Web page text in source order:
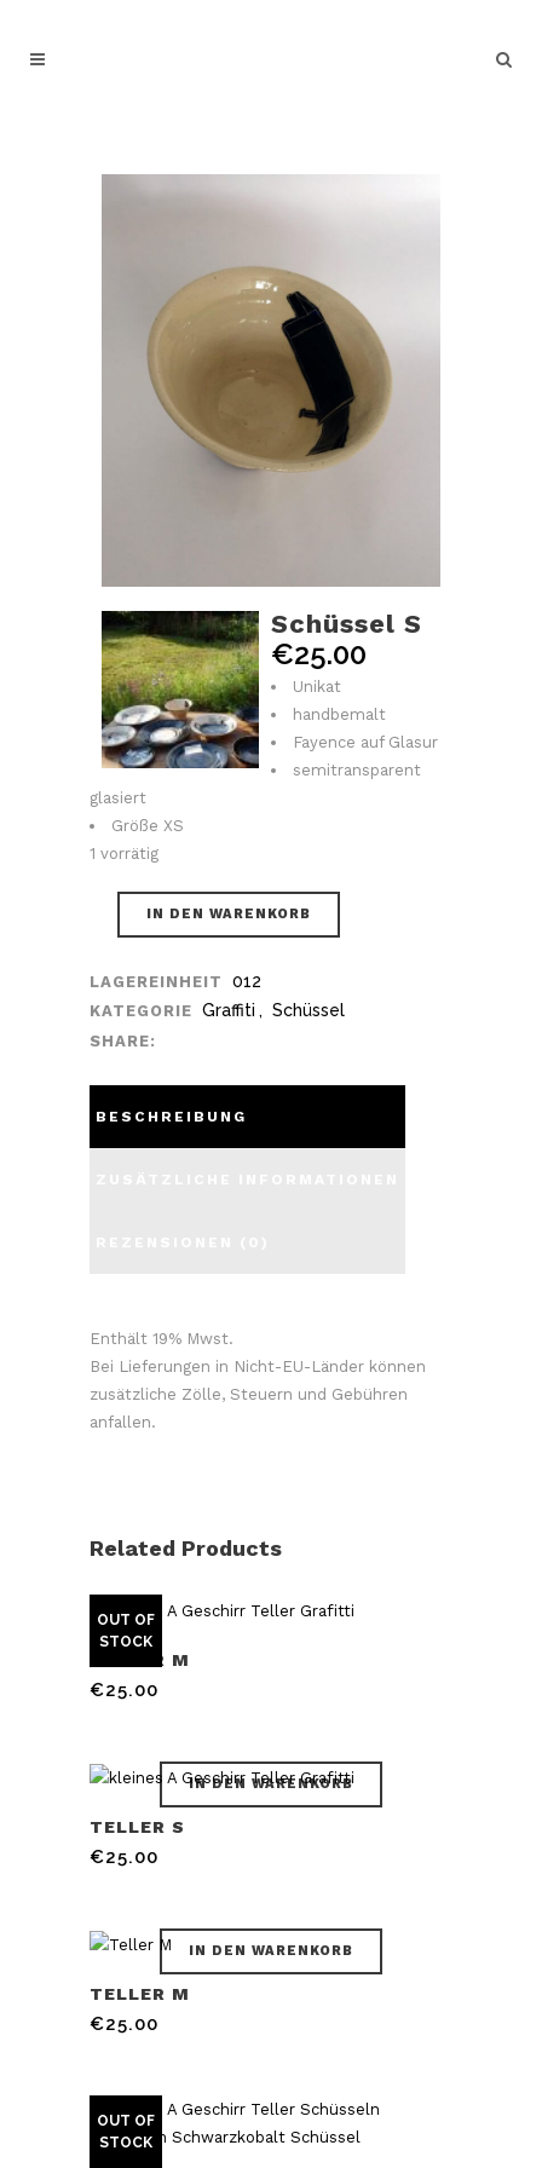
Schüssel S
€25.00
Unikat
handbemalt
Fayence auf Glasur
semitransparent
glasiert
Größe XS
1 vorrätig
IN DEN WARENKORB
LAGEREINHEIT 012
KATEGORIE Graffiti , Schüssel
SHARE:
BESCHREIBUNG
Enthält 19% Mwst.
Bei Lieferungen in Nicht-EU-Länder können
zusätzliche Zölle, Steuern und Gebühren
anfallen.
Related Products
OUT OF
STOCK
TELLER M
€25.00
IN DEN WARENKORB
TELLER S
€25.00
IN DEN WARENKORB
TELLER M
€25.00
OUT OF
STOCK